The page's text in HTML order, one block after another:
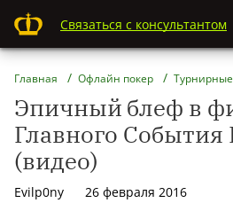
Связаться с консультантом
Главная Офлайн покер
Эпичный блеф в
Главного События
(видео)
Evilp0ny
26 февраля 2016